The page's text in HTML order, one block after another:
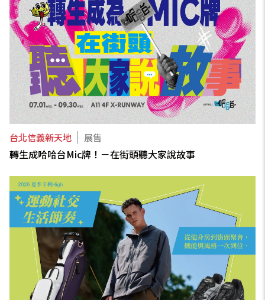
台北信義新天地 展售
轉生成哈哈台Mic牌！－在街頭聽大家說故事